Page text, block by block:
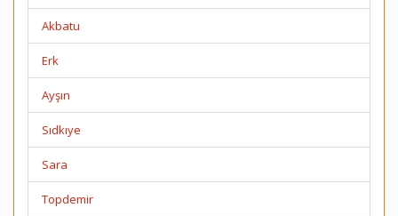
Akbatu
Erk
Ayşın
Sıdkıye
Sara
Topdemir